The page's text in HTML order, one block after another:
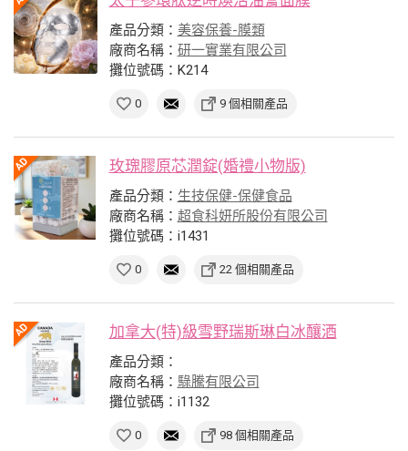
產品分類： 美容保養-膜類
廠商名稱： 研一實業有限公司
攤位號碼：K214
0 9 個相關產品
玫瑰膠原芯潤錠(婚禮小物版)
產品分類： 生技保健-保健食品
廠商名稱： 超食科妍所股份有限公司
攤位號碼：i1431
0 22 個相關產品
加拿大(特)級雪野瑞斯琳白冰釀酒
產品分類：
廠商名稱： 騄騰有限公司
攤位號碼：i1132
0 98 個相關產品